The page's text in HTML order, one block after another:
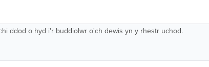
ddod o hyd i'r buddiolwr o'ch dewis yn y rhestr uchod.